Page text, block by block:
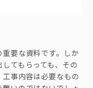
要な資料です。しか
てもらっても、その
事内容は必要なもの